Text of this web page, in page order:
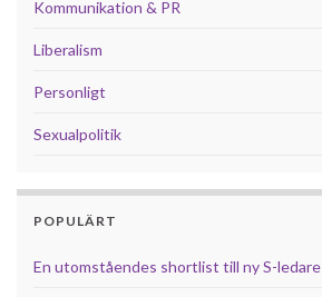
Kommunikation & PR
Liberalism
Personligt
Sexualpolitik
POPULÄRT
En utomståendes shortlist till ny S-ledare